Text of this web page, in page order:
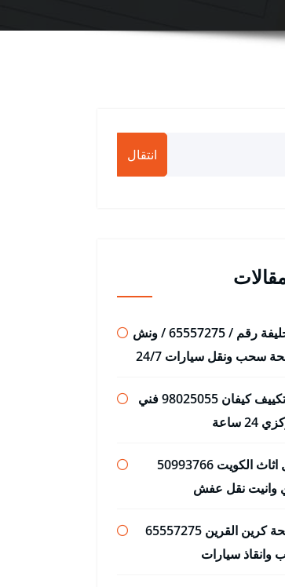
انتقال
ونش ابو حليفة رقم / 65557275 / ونش
سحب ونقل سيارات 24/7
رقم فني تكييف كيفان 98025055 فني
ساعة
شركة نقل اثاث الكويت 50993766
وانيت نقل عفش
ونش سطحة كرين القرين 65557275
سيارات